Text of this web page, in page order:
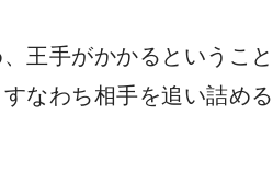
王手がかかるということ
なわち相手を追い詰める